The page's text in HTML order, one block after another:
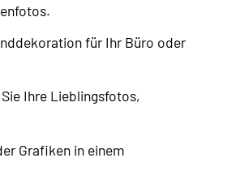
für Ihr Büro oder
Ihre Lieblingsfotos,
Grafiken in einem